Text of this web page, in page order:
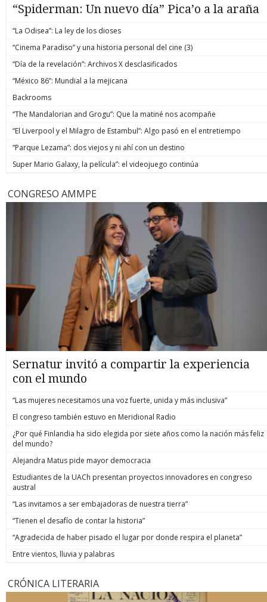
“Spiderman: Un nuevo día” Pica’o a la araña
“La Odisea”: La ley de los dioses
“Cinema Paradiso” y una historia personal del cine (3)
“Día de la revelación”: Archivos X desclasificados
“México 86”: Mundial a la mejicana
Backrooms
“The Mandalorian and Grogu”: Que la matiné nos acompañe
“El Liverpool y el Milagro de Estambul”: Algo pasó en el entretiempo
“Parque Lezama”: dos viejos y ni ahí con un destino
Super Mario Galaxy, la película”: el videojuego continúa
CONGRESO AMMPE
Sernatur invitó a compartir la experiencia
con el mundo
“Las mujeres necesitamos una voz fuerte, unida y más inclusiva”
El congreso también estuvo en Meridional Radio
¿Por qué Finlandia ha sido elegida por siete años como la nación más feliz
del mundo?
Alejandra Matus pide mayor democracia
Estudiantes de la UACh presentan proyectos innovadores en congreso
austral
“Las invitamos a ser embajadoras de nuestra tierra”
“Tienen el desafío de contar la historia”
“Agradecida de haber pisado el lugar por donde respira el planeta”
Entre vientos, lluvia y palabras
CRÓNICA LITERARIA